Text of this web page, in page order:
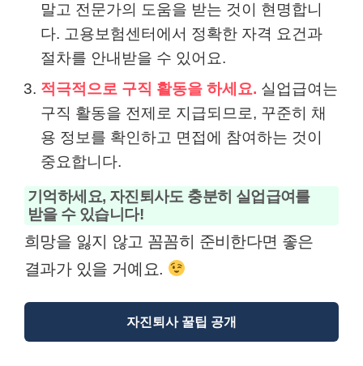
말고 전문가의 도움을 받는 것이 현명합니
다. 고용보험센터에서 정확한 자격 요건과
절차를 안내받을 수 있어요.
적극적으로 구직 활동을 하세요. 실업급여는
구직 활동을 전제로 지급되므로, 꾸준히 채
용 정보를 확인하고 면접에 참여하는 것이
중요합니다.
기억하세요, 자진퇴사도 충분히 실업급여를
받을 수 있습니다!
희망을 잃지 않고 꼼꼼히 준비한다면 좋은
결과가 있을 거예요.
자진퇴사 꿀팁 공개